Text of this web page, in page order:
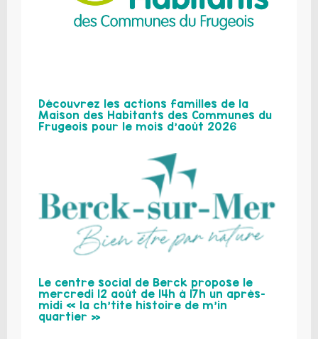
Découvrez les actions familles de la
Maison des Habitants des Communes du
Frugeois pour le mois d’août 2026
Le centre social de Berck propose le
mercredi 12 août de 14h à 17h un après-
midi « la ch’tite histoire de m’in
quartier »